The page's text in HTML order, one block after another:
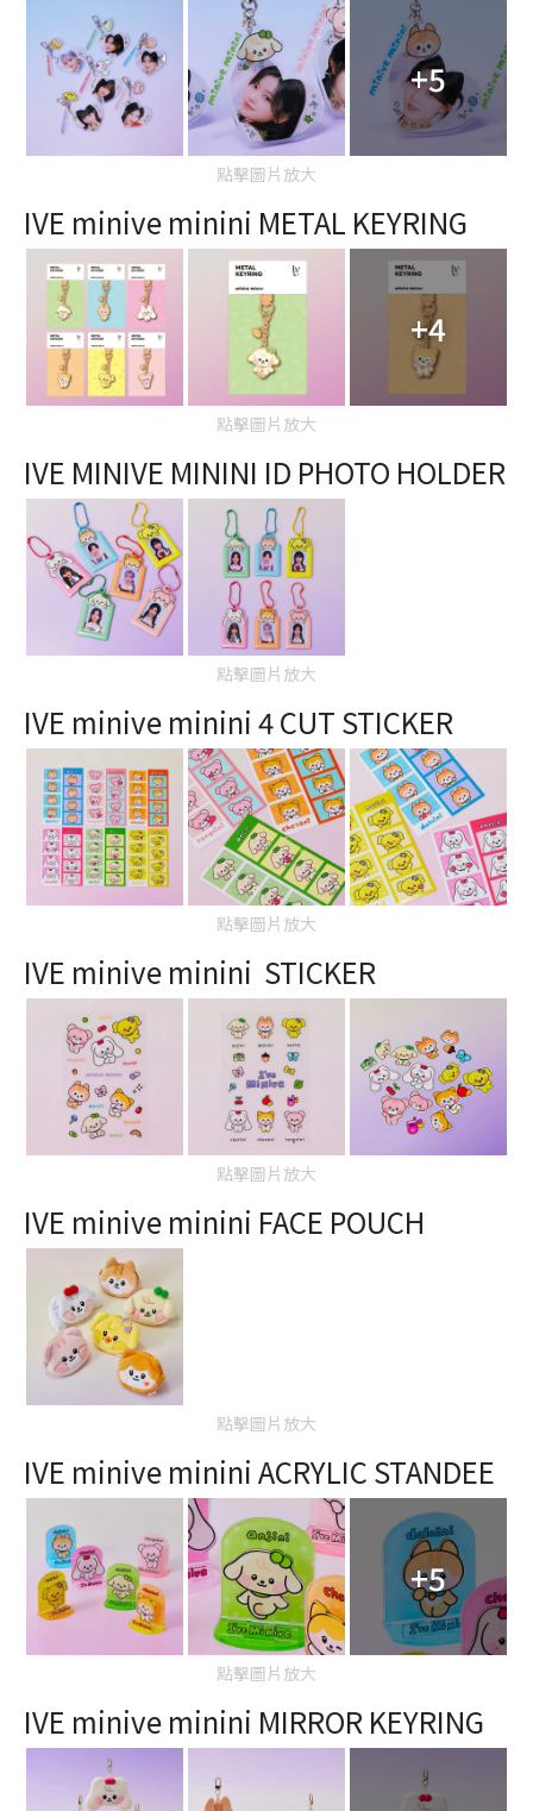
+5
點擊圖片放大
IVE minive minini METAL KEYRING
+4
點擊圖片放大
IVE MINIVE MININI ID PHOTO HOLDER
點擊圖片放大
IVE minive minini 4 CUT STICKER
點擊圖片放大
IVE minive minini STICKER
點擊圖片放大
IVE minive minini FACE POUCH
點擊圖片放大
IVE minive minini ACRYLIC STANDEE
+5
點擊圖片放大
IVE minive minini MIRROR KEYRING